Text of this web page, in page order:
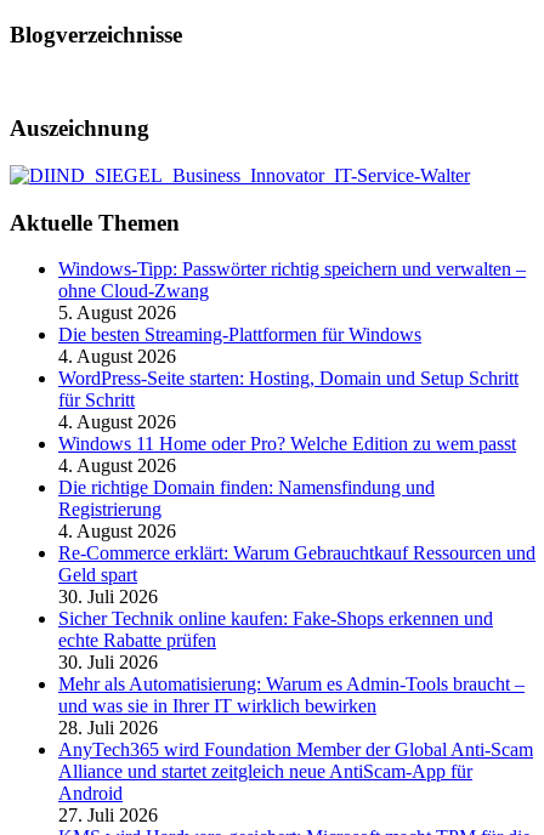
Blogverzeichnisse
Auszeichnung
Aktuelle Themen
Windows-Tipp: Passwörter richtig speichern und verwalten –
ohne Cloud-Zwang
5. August 2026
Die besten Streaming-Plattformen für Windows
4. August 2026
WordPress-Seite starten: Hosting, Domain und Setup Schritt
für Schritt
4. August 2026
Windows 11 Home oder Pro? Welche Edition zu wem passt
4. August 2026
Die richtige Domain finden: Namensfindung und
Registrierung
4. August 2026
Re-Commerce erklärt: Warum Gebrauchtkauf Ressourcen und
Geld spart
30. Juli 2026
Sicher Technik online kaufen: Fake-Shops erkennen und
echte Rabatte prüfen
30. Juli 2026
Mehr als Automatisierung: Warum es Admin-Tools braucht –
und was sie in Ihrer IT wirklich bewirken
28. Juli 2026
AnyTech365 wird Foundation Member der Global Anti-Scam
Alliance und startet zeitgleich neue AntiScam-App für
Android
27. Juli 2026